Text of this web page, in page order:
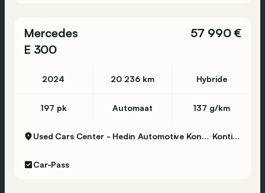
Mercedes
E 300
57 990 €
2024 20 236 km Hybride
197 pk Automaat 137 g/km
Used Cars Center - Hedin Automotive Kontich Kontich
Car-Pass